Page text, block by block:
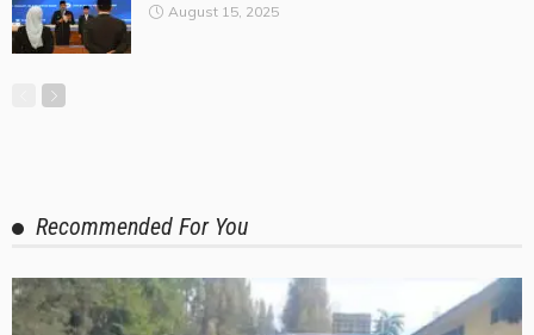
August 15, 2025
Recommended For You